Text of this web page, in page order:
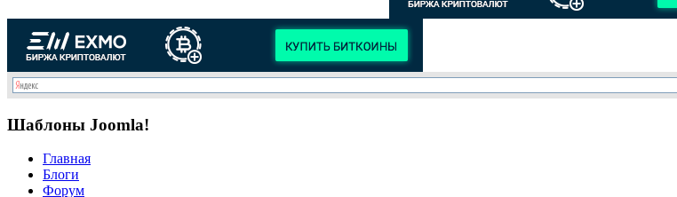
Шаблоны Joomla!
Главная
Блоги
Форум